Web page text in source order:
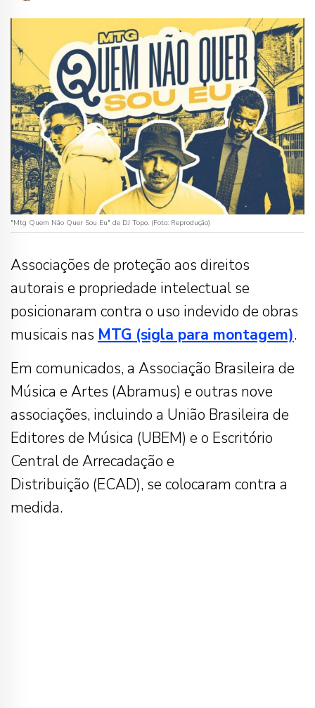
"Mtg Quem Não Quer Sou Eu" de DJ Topo. (Foto: Reprodução)
Associações de proteção aos direitos
autorais e propriedade intelectual se
posicionaram contra o uso indevido de obras
musicais nas MTG (sigla para montagem).
Em comunicados, a Associação Brasileira de
Música e Artes (Abramus) e outras nove
associações, incluindo a União Brasileira de
Editores de Música (UBEM) e o Escritório
Central de Arrecadação e
Distribuição (ECAD), se colocaram contra a
medida.